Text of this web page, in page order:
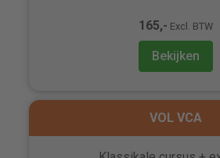
165,- Excl. BTW
Bekijken
VOL VCA